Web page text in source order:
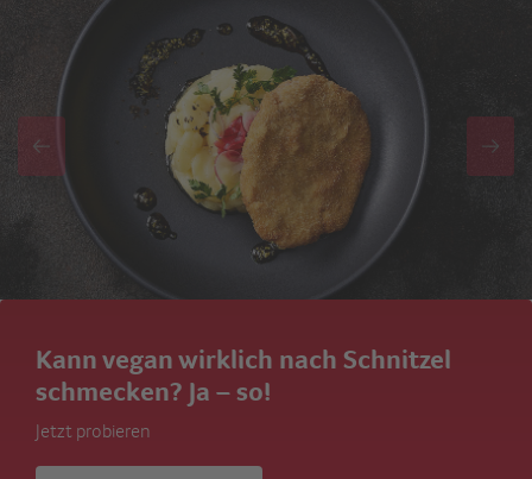
Neu auf der Karte
Jetzt pflanzenbasiert durchstarten
Mehr erfahren